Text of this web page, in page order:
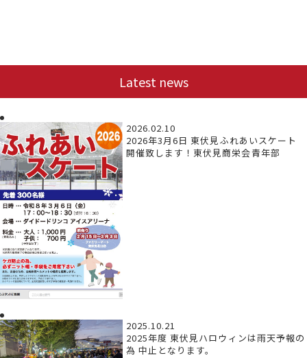
Latest news
2026.02.10
2026年3月6日 東伏見ふれあいスケート
開催致します！東伏見商栄会青年部
2025.10.21
2025年度 東伏見ハロウィンは雨天予報の
為 中止となります。